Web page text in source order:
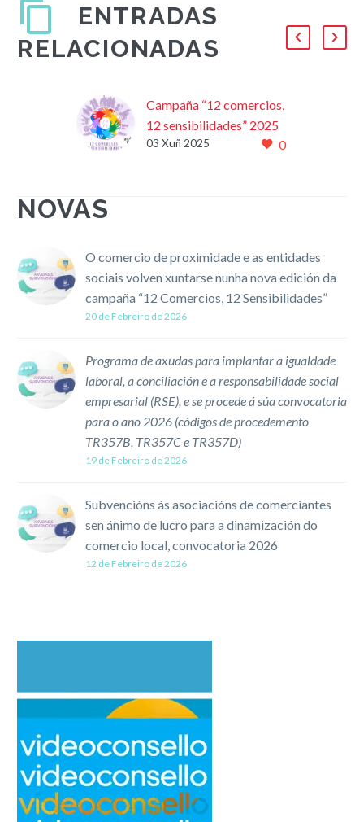
ENTRADAS
RELACIONADAS
Campaña “12 comercios,
12 sensibilidades” 2025
protagonistas no mes de
MOSTRA O SEU
COMPROMISO SOCIAL
coa volta do proxecto…
0
03 Xuñ 2025
NOVAS
O comercio de proximidade e as entidades
sociais volven xuntarse nunha nova edición da
campaña “12 Comercios, 12 Sensibilidades”
20 de Febreiro de 2026
Programa de axudas para implantar a igualdade
laboral, a conciliación e a responsabilidade social
empresarial (RSE), e se procede á súa convocatoria
para o ano 2026 (códigos de procedemento
TR357B, TR357C e TR357D)
19 de Febreiro de 2026
Subvencións ás asociacións de comerciantes
sen ánimo de lucro para a dinamización do
comercio local, convocatoria 2026
12 de Febreiro de 2026